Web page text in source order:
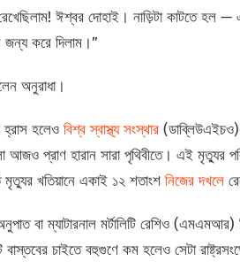
ঈশ্বর দোহাই। নাড়িটা কাটতে
জন্য করে দিলাম।”
অনুরাধা।
হ্রাস হলেও বিশ্ব স্বাস্থ্য সংস্থার (ডাব্লিউএইচও)
প্রাণ হারান সারা পৃথিবীতে। এই মৃত্যুর
মৃত্যুর খতিয়ানে একাই ১২ শতাংশ নিজের দখলে
বা ম্যাটারনাল মর্টালিটি রেশিও
চাইতে বহুগুণে কম হলেও সেটা